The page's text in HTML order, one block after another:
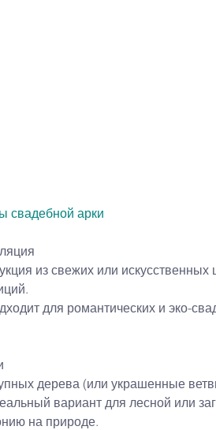
свадебной арки
из свежих или
для романтических и эко-
дерева (или украшенные
вариант для лесной или
на природе.